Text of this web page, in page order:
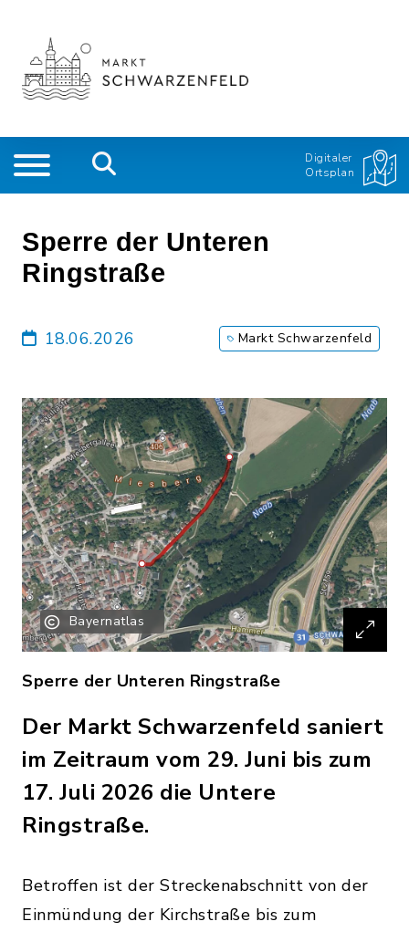
Digitaler
Ortsplan
Sperre der Unteren
Ringstraße
18.06.2026 Markt Schwarzenfeld
Bayernatlas
Sperre der Unteren Ringstraße
Der Markt Schwarzenfeld saniert
im Zeitraum vom 29. Juni bis zum
17. Juli 2026 die Untere
Ringstraße.
Betroffen ist der Streckenabschnitt von der
Einmündung der Kirchstraße bis zum